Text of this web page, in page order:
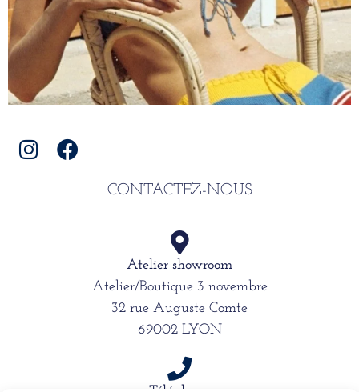
CONTACTEZ-NOUS
Atelier showroom
Atelier/Boutique 3 novembre
32 rue Auguste Comte
69002 LYON